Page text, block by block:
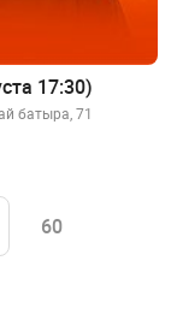
17:30)
батыра, 71
60